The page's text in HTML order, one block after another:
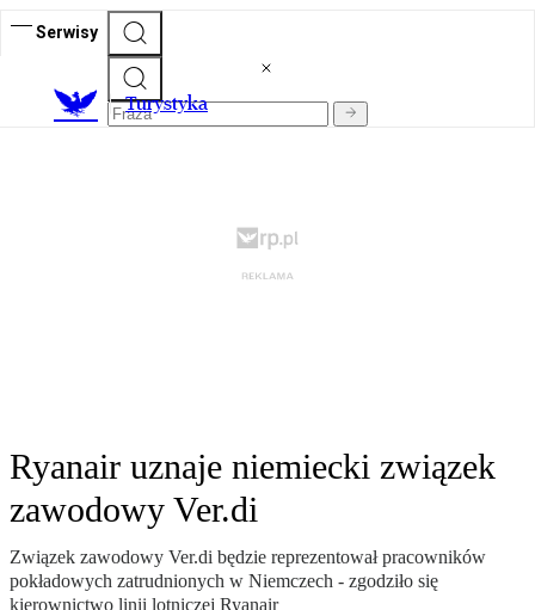
Serwisy
Turystyka
Ryanair uznaje niemiecki związek
zawodowy Ver.di
Związek zawodowy Ver.di będzie reprezentował pracowników
pokładowych zatrudnionych w Niemczech - zgodziło się
kierownictwo linii lotniczej Ryanair